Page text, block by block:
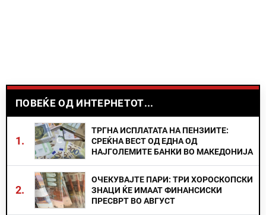
ПОВЕЌЕ ОД ИНТЕРНЕТОТ...
1.
ТРГНА ИСПЛАТАТА НА ПЕНЗИИТЕ:
СРЕЌНА ВЕСТ ОД ЕДНА ОД
НАЈГОЛЕМИТЕ БАНКИ ВО МАКЕДОНИЈА
2.
ОЧЕКУВАЈТЕ ПАРИ: ТРИ ХОРОСКОПСКИ
ЗНАЦИ ЌЕ ИМААТ ФИНАНСИСКИ
ПРЕСВРТ ВО АВГУСТ